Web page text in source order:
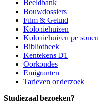
Beeldbank
Bouwdossiers
Film & Geluid
Koloniehuizen
Koloniehuizen personen
Bibliotheek
Kentekens D1
Oorkondes
Emigranten
Tarieven onderzoek
Studiezaal bezoeken?